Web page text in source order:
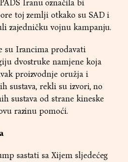
Iranu označila bi
toj zemlji otkako su SAD i
zajedničku vojnu kampanju.
su Irancima prodavati
dvostruke namjene koja
proizvodnje oružja i
sustava, rekli su izvori, no
sustava od strane kineske
razinu pomoći.
sastati sa Xijem sljedećeg